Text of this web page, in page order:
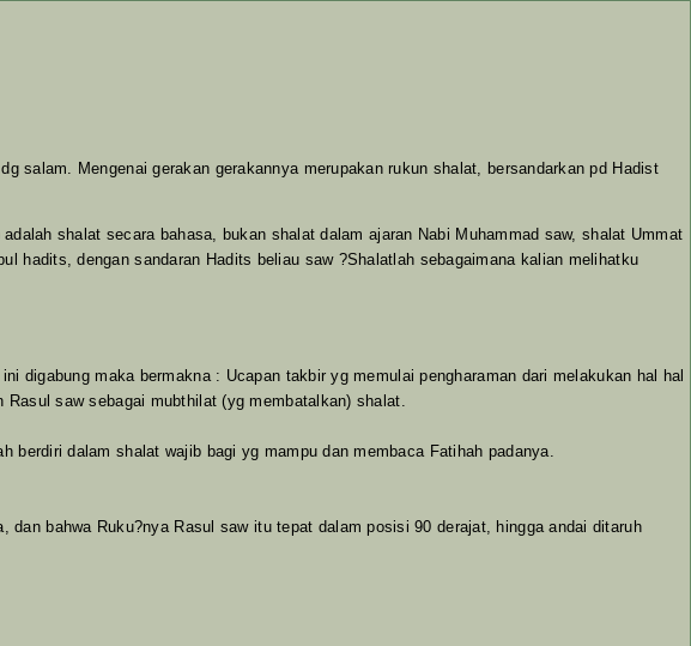
salam. Mengenai gerakan gerakannya merupakan rukun shalat, bersandarkan pd Hadist
shalat secara bahasa, bukan shalat dalam ajaran Nabi Muhammad saw, shalat Ummat
hadits, dengan sandaran Hadits beliau saw ?Shalatlah sebagaimana kalian melihatku
digabung maka bermakna : Ucapan takbir yg memulai pengharaman dari melakukan hal hal
saw sebagai mubthilat (yg membatalkan) shalat.
dalam shalat wajib bagi yg mampu dan membaca Fatihah padanya.
bahwa Ruku?nya Rasul saw itu tepat dalam posisi 90 derajat, hingga andai ditaruh